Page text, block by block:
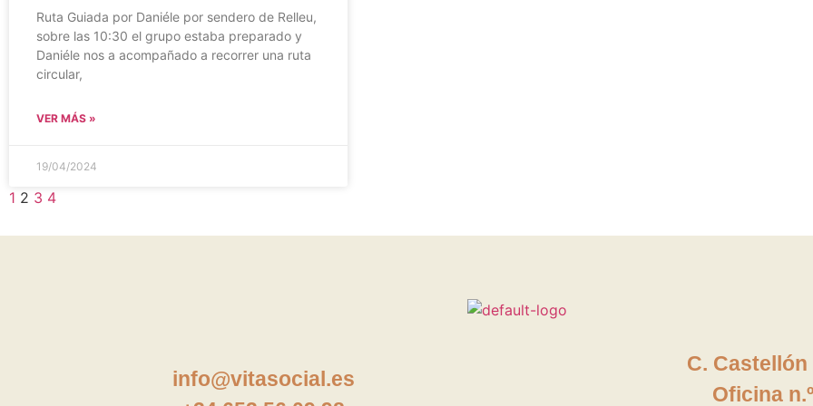
Ruta Guiada por Daniéle por sendero de Relleu,
sobre las 10:30 el grupo estaba preparado y
Daniéle nos a acompañado a recorrer una ruta
circular,
VER MÁS »
19/04/2024
1 2 3 4
info@vitasocial.es
C. Castellón
Oficina n.º